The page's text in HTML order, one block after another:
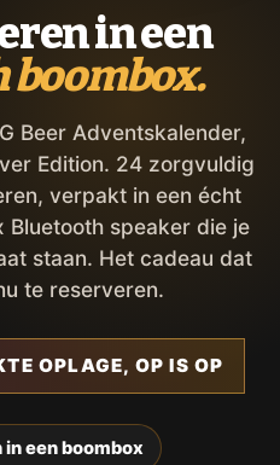
in een
Beer Adventskalender,
Edition. 24 zorgvuldig
verpakt in een écht
Bluetooth speaker die je
staan. Het cadeau dat
te reserveren.
OPLAGE, OP IS OP
een boombox